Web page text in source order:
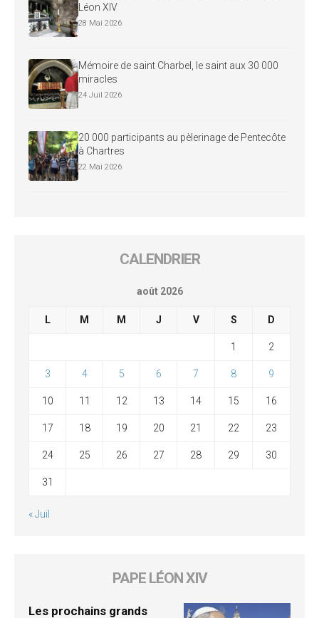
Léon XIV
28 Mai 2026
Mémoire de saint Charbel, le saint aux 30 000
miracles
24 Juil 2026
20 000 participants au pèlerinage de Pentecôte
à Chartres
22 Mai 2026
CALENDRIER
août 2026
L M M J V S D
1 2
3 4 5 6 7 8 9
10 11 12 13 14 15 16
17 18 19 20 21 22 23
24 25 26 27 28 29 30
31
« Juil
PAPE LÉON XIV
Les prochains grands